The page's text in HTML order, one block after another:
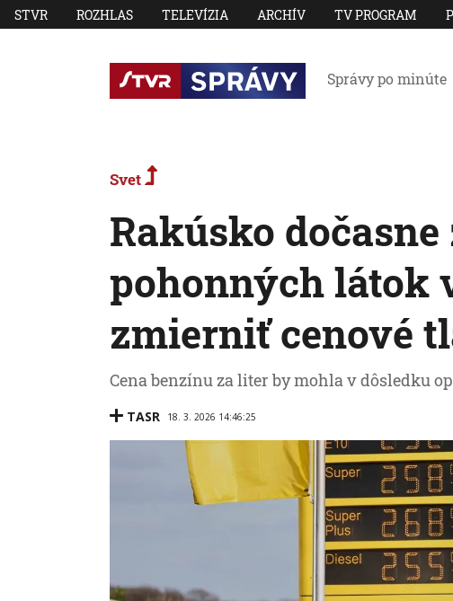
STVR ROZHLAS TELEVÍZIA ARCHÍV TV PROGRAM
Správy po minúte
Svet
Rakúsko
pohonných látok
zmierniť cenové
Cena benzínu za liter by mohla v dôsledku
TASR 18. 3. 2026 14:46:25